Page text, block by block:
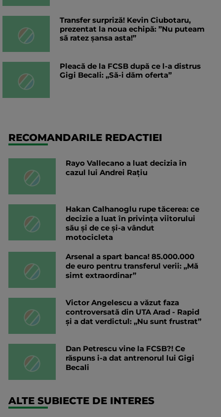
Transfer surpriză! Kevin Ciubotaru,
prezentat la noua echipă: ”Nu puteam
să ratez șansa asta!”
Pleacă de la FCSB după ce l-a distrus
Gigi Becali: „Să-i dăm oferta”
RECOMANDARILE REDACTIEI
Rayo Vallecano a luat decizia în
cazul lui Andrei Rațiu
Hakan Calhanoglu rupe tăcerea: ce
decizie a luat în privința viitorului
său și de ce și-a vândut
motocicleta
Arsenal a spart banca! 85.000.000
de euro pentru transferul verii: „Mă
simt extraordinar”
Victor Angelescu a văzut faza
controversată din UTA Arad - Rapid
și a dat verdictul: „Nu sunt frustrat”
Dan Petrescu vine la FCSB?! Ce
răspuns i-a dat antrenorul lui Gigi
Becali
ALTE SUBIECTE DE INTERES